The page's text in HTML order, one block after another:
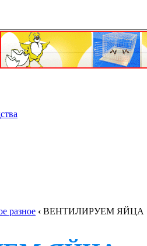
разное ‹ ВЕНТИЛИРУЕМ ЯЙЦА